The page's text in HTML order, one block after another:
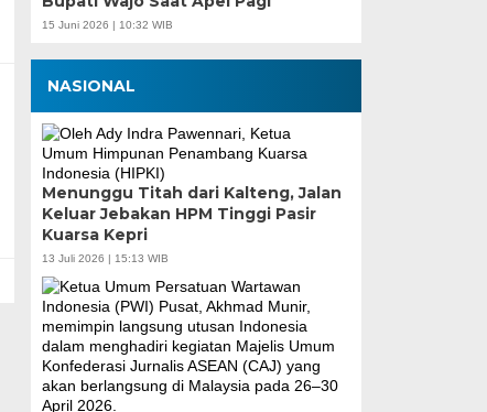
15 Juni 2026 | 10:32 WIB
NASIONAL
Menunggu Titah dari Kalteng, Jalan
Keluar Jebakan HPM Tinggi Pasir
Kuarsa Kepri
13 Juli 2026 | 15:13 WIB